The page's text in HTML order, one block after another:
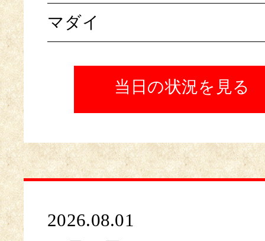
マダイ
当日の状況を見る
2026.08.01